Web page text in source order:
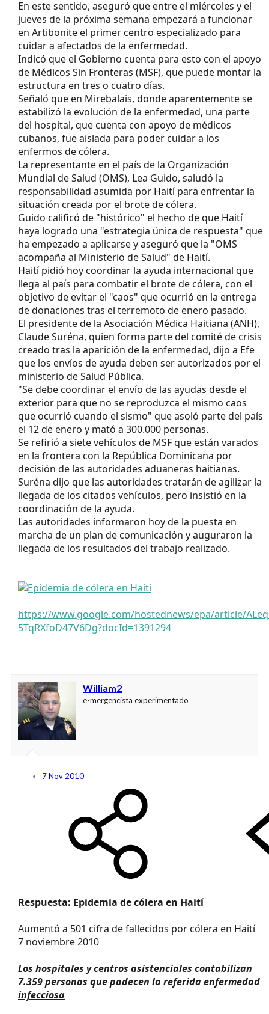
En este sentido, aseguró que entre el miércoles y el
jueves de la próxima semana empezará a funcionar
en Artibonite el primer centro especializado para
cuidar a afectados de la enfermedad.
Indicó que el Gobierno cuenta para esto con el apoyo
de Médicos Sin Fronteras (MSF), que puede montar la
estructura en tres o cuatro días.
Señaló que en Mirebalais, donde aparentemente se
estabilizó la evolución de la enfermedad, una parte
del hospital, que cuenta con apoyo de médicos
cubanos, fue aislada para poder cuidar a los
enfermos de cólera.
La representante en el país de la Organización
Mundial de Salud (OMS), Lea Guido, saludó la
responsabilidad asumida por Haití para enfrentar la
situación creada por el brote de cólera.
Guido calificó de "histórico" el hecho de que Haití
haya logrado una "estrategia única de respuesta" que
ha empezado a aplicarse y aseguró que la "OMS
acompaña al Ministerio de Salud" de Haití.
Haití pidió hoy coordinar la ayuda internacional que
llega al país para combatir el brote de cólera, con el
objetivo de evitar el "caos" que ocurrió en la entrega
de donaciones tras el terremoto de enero pasado.
El presidente de la Asociación Médica Haitiana (ANH),
Claude Suréna, quien forma parte del comité de crisis
creado tras la aparición de la enfermedad, dijo a Efe
que los envíos de ayuda deben ser autorizados por el
ministerio de Salud Pública.
"Se debe coordinar el envío de las ayudas desde el
exterior para que no se reproduzca el mismo caos
que ocurrió cuando el sismo" que asoló parte del país
el 12 de enero y mató a 300.000 personas.
Se refirió a siete vehículos de MSF que están varados
en la frontera con la República Dominicana por
decisión de las autoridades aduaneras haitianas.
Suréna dijo que las autoridades tratarán de agilizar la
llegada de los citados vehículos, pero insistió en la
coordinación de la ayuda.
Las autoridades informaron hoy de la puesta en
marcha de un plan de comunicación y auguraron la
llegada de los resultados del trabajo realizado.
https://www.google.com/hostednews/epa/article/
5TqRXfoD47V6Dg?docId=1391294
William2
e-mergencista experimentado
7 Nov 2010
Respuesta: Epidemia de cólera en Haití
Aumentó a 501 cifra de fallecidos por cólera en Haití
7 noviembre 2010
Los hospitales y centros asistenciales contabilizan
7.359 personas que padecen la referida enfermedad
infecciosa